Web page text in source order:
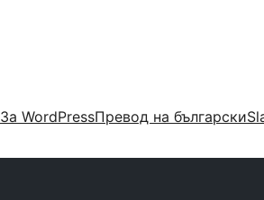
За WordPressПревод на български